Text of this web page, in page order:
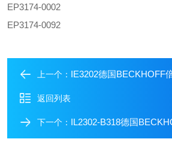
EP3174-0002
EP3174-0092
上一个： IE3202德国BECKHOFF
返回列表
下一个： IL2302-B318德国